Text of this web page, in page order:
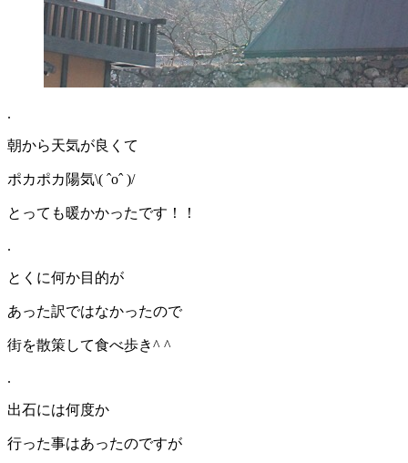
.
朝から天気が良くて
ポカポカ陽気\( ˆoˆ )/
とっても暖かかったです！！
.
とくに何か目的が
あった訳ではなかったので
街を散策して食べ歩き^ ^
.
出石には何度か
行った事はあったのですが